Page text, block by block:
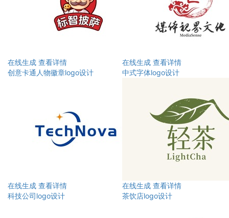
在线生成 查看详情
创意卡通人物徽章logo设计
在线生成 查看详情
中式字体logo设计
在线生成 查看详情
科技公司logo设计
在线生成 查看详情
茶饮店logo设计